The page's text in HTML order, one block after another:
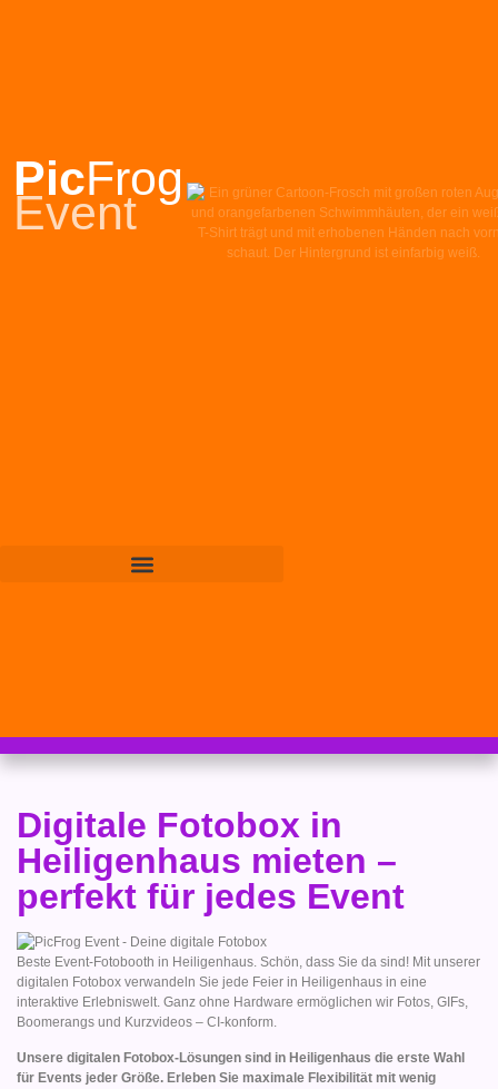
PicFrog
Event
Digitale Fotobox in
Heiligenhaus mieten –
perfekt für jedes Event
Beste Event-Fotobooth in Heiligenhaus. Schön, dass Sie da sind! Mit unserer
digitalen Fotobox verwandeln Sie jede Feier in Heiligenhaus in eine
interaktive Erlebniswelt. Ganz ohne Hardware ermöglichen wir Fotos, GIFs,
Boomerangs und Kurzvideos – CI-konform.
Unsere digitalen Fotobox-Lösungen sind in Heiligenhaus die erste Wahl
für Events jeder Größe. Erleben Sie maximale Flexibilität mit wenig